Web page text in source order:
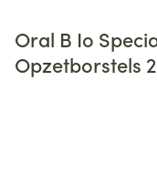
Oral B Io
Opzetborstels 2